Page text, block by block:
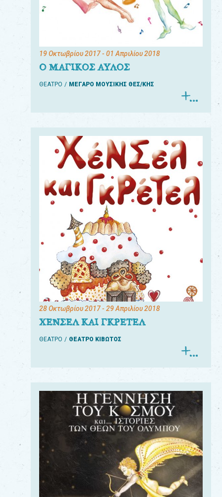
19 Οκτωβρίου 2017- 01 Απριλίου 2018
Ο ΜΑΓΙΚΟΣ ΑΥΛΟΣ
ΘΕΑΤΡΟ ΜΕΓΑΡΟ ΜΟΥΣΙΚΗΣ ΘΕΣ/ΚΗΣ
28 Οκτωβρίου 2017- 29 Απριλίου 2018
ΧΕΝΣΕΛ ΚΑΙ ΓΚΡΕΤΕΛ
ΘΕΑΤΡΟ ΘΕΑΤΡΟ ΚΙΒΩΤΟΣ